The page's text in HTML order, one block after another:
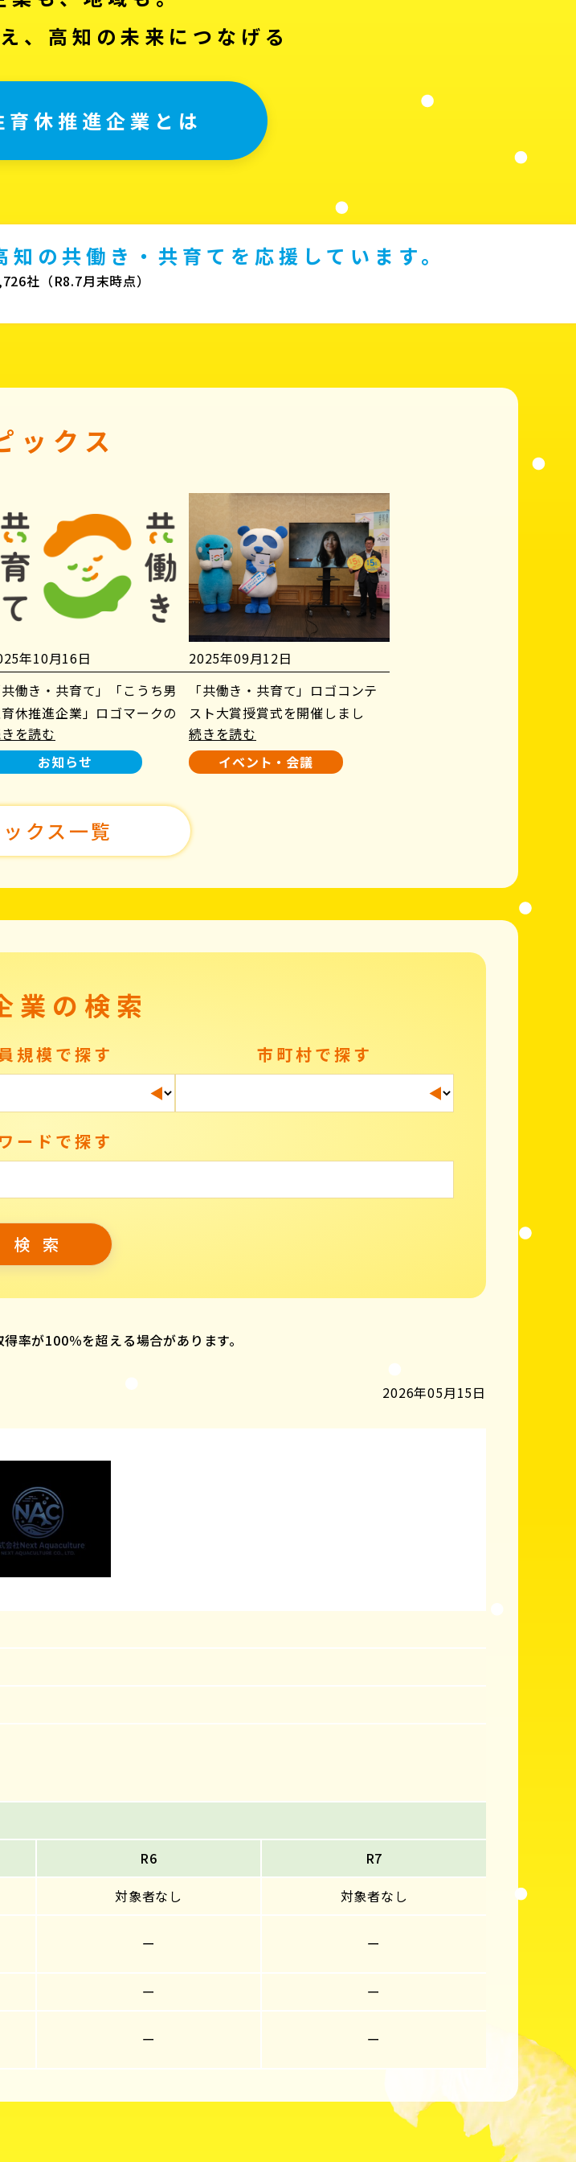
、高知の未来につなげる
育休推進企業とは
の共働き・共育てを応援しています。
社（R8.7月末時点）
ックス
年10月16日
共働き・共育て」「こうち男
休推進企業」ロゴマークの
について
を読む
お知らせ
2025年09月12日
「共働き・共育て」ロゴコンテ
スト大賞授賞式を開催しまし
た！
続きを読む
イベント・会議
ックス一覧
業の検索
規模で探す 市町村で探す
ードで探す
率が100％を超える場合があります。
2026年05月15日
R6
R7
対象者なし
対象者なし
ー ー
ー
ー
ー ー